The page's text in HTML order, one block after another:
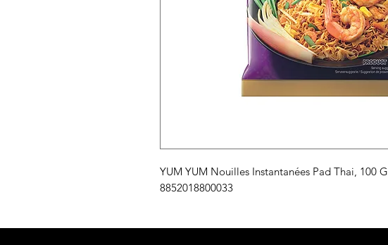
YUM YUM Nouilles Instantanées Pad Thai, 100 G
8852018800033